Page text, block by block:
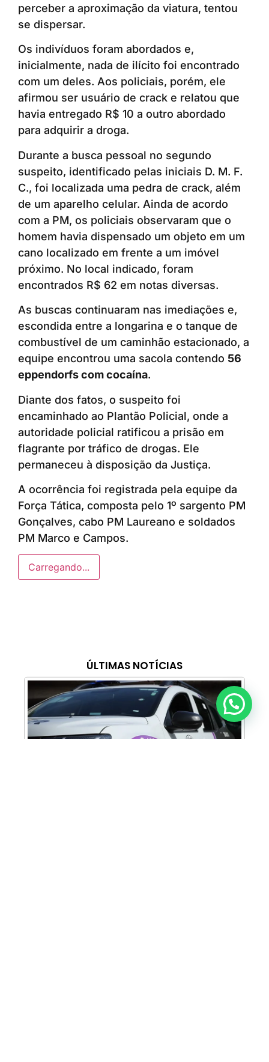
ÚLTIMAS NOTÍCIAS
perceber a aproximação da viatura, tentou
se dispersar.
Os indivíduos foram abordados e,
inicialmente, nada de ilícito foi encontrado
com um deles. Aos policiais, porém, ele
afirmou ser usuário de crack e relatou que
havia entregado R$ 10 a outro abordado
para adquirir a droga.
Durante a busca pessoal no segundo
suspeito, identificado pelas iniciais D. M. F.
C., foi localizada uma pedra de crack, além
de um aparelho celular. Ainda de acordo
com a PM, os policiais observaram que o
homem havia dispensado um objeto em um
cano localizado em frente a um imóvel
próximo. No local indicado, foram
encontrados R$ 62 em notas diversas.
As buscas continuaram nas imediações e,
escondida entre a longarina e o tanque de
combustível de um caminhão estacionado, a
equipe encontrou uma sacola contendo 56
eppendorfs com cocaína.
Diante dos fatos, o suspeito foi
encaminhado ao Plantão Policial, onde a
autoridade policial ratificou a prisão em
flagrante por tráfico de drogas. Ele
permaneceu à disposição da Justiça.
A ocorrência foi registrada pela equipe da
Força Tática, composta pelo 1º sargento PM
Gonçalves, cabo PM Laureano e soldados
PM Marco e Campos.
Carregando...
Anunciar ou recomendar matéria